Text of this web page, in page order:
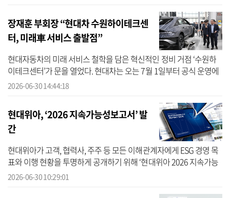
장재훈 부회장 “현대차 수원하이테크센
터, 미래車 서비스 출발점”
현대자동차의 미래 서비스 철학을 담은 혁신적인 정비 거점 ‘수원하
이테크센터’가 문을 열었다. 현대차는 오는 7월 1일부터 공식 운영에
들어가는 수원하이테크센터 개관식을 30일 개최했다고 밝혔다. 이날
2026-06-30 14:44:18
현대위아, ‘2026 지속가능성보고서’ 발
간
현대위아가 고객, 협력사, 주주 등 모든 이해관계자에게 ESG 경영 목
표와 이행 현황을 투명하게 공개하기 위해 ‘현대위아 2026 지속가능
성보고서’를 발간했다고 30일 밝혔다. 현대위아는 보고서에서 투명
2026-06-30 10:29:01